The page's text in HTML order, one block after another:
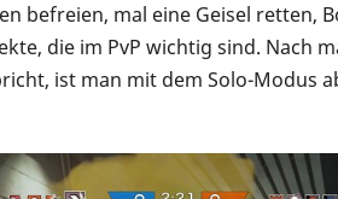
befreien, mal eine Geisel retten,
die im PvP wichtig sind. Nach
ist man mit dem Solo-Modus